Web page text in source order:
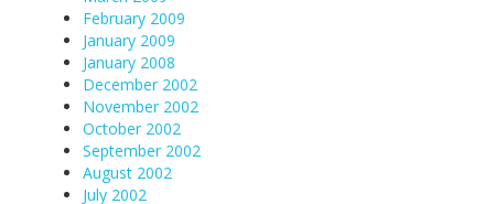
February 2009
January 2009
January 2008
December 2002
November 2002
October 2002
September 2002
August 2002
July 2002